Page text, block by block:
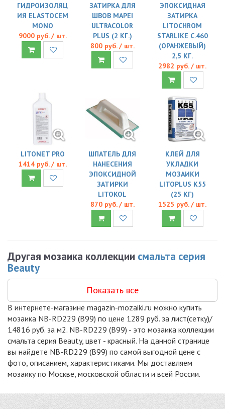
ГИДРОИЗОЛЯЦ
ИЯ ELASTOCEM
MONO
9000 руб. / шт.
ЗАТИРКА ДЛЯ
ШВОВ MAPEI
ULTRACOLOR
PLUS (2 КГ.)
800 руб. / шт.
ЭПОКСИДНАЯ
ЗАТИРКА
LITOCHROM
STARLIKE C.460
(ОРАНЖЕВЫЙ)
2,5 КГ.
2982 руб. / шт.
LITONET PRO
1414 руб. / шт.
ШПАТЕЛЬ ДЛЯ
НАНЕСЕНИЯ
ЭПОКСИДНОЙ
ЗАТИРКИ
LITOKOL
870 руб. / шт.
КЛЕЙ ДЛЯ
УКЛАДКИ
МОЗАИКИ
LITOPLUS K55
(25 КГ)
1525 руб. / шт.
Другая мозаика коллекции смальта серия
Beauty
Показать все
В интернете-магазине magazin-mozaiki.ru можно купить
мозаика NB-RD229 (B99) по цене 1289 руб. за лист(сетку)/
14816 руб. за м2. NB-RD229 (B99) - это мозаика коллекции
смальта серия Beauty, цвет - красный. На данной странице
вы найдете NB-RD229 (B99) по самой выгодной цене с
фото, описанием, характеристиками. Мы доставляем
мозаику по Москве, московской области и всей России.